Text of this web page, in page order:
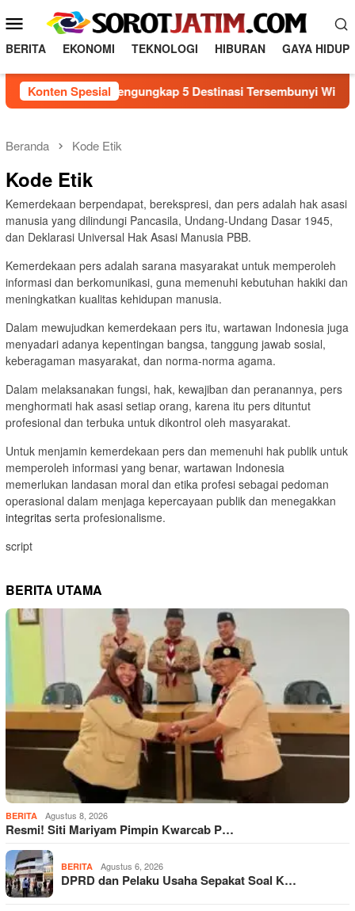
ke
konten
Menu
Mobile
BERITA EKONOMI TEKNOLOGI HIBURAN GAYA HIDUP
Konten SpesialMengungkap 5 Destinasi Tersembunyi Wisata
Beranda Kode Etik
Kode Etik
Kemerdekaan berpendapat, berekspresi, dan pers adalah hak asasi
manusia yang dilindungi Pancasila, Undang-Undang Dasar 1945,
dan Deklarasi Universal Hak Asasi Manusia PBB.
Kemerdekaan pers adalah sarana masyarakat untuk memperoleh
informasi dan berkomunikasi, guna memenuhi kebutuhan hakiki dan
meningkatkan kualitas kehidupan manusia.
Dalam mewujudkan kemerdekaan pers itu, wartawan Indonesia juga
menyadari adanya kepentingan bangsa, tanggung jawab sosial,
keberagaman masyarakat, dan norma-norma agama.
Dalam melaksanakan fungsi, hak, kewajiban dan peranannya, pers
menghormati hak asasi setiap orang, karena itu pers dituntut
profesional dan terbuka untuk dikontrol oleh masyarakat.
Untuk menjamin kemerdekaan pers dan memenuhi hak publik untuk
memperoleh informasi yang benar, wartawan Indonesia
memerlukan landasan moral dan etika profesi sebagai pedoman
operasional dalam menjaga kepercayaan publik dan menegakkan
integritas serta profesionalisme.
script
BERITA UTAMA
BERITA Agustus 8, 2026
Resmi! Siti Mariyam Pimpin Kwarcab P…
BERITA Agustus 6, 2026
DPRD dan Pelaku Usaha Sepakat Soal K…